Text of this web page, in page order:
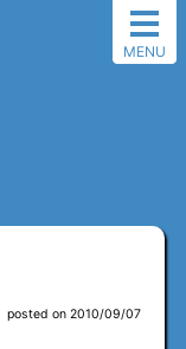
MENU
posted on 2010/09/07